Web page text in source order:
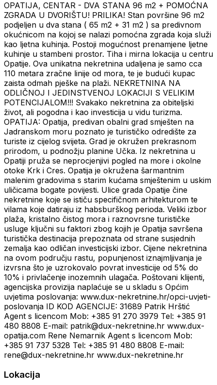
OPATIJA, CENTAR - DVA STANA 96 m2 + POMOĆNA
ZGRADA U DVORIŠTU! PRILIKA! Stan površine 96 m2
podjeljen u dva stana ( 65 m2 + 31 m2 ) sa predivnom
okućnicom na kojoj se nalazi pomoćna zgrada koja služi
kao ljetna kuhinja. Postoji mogućnost prenamjene ljetne
kuhinje u stambeni prostor. Tiha i mirna lokacija u centru
Opatije. Ova unikatna nekretnina udaljena je samo cca
110 metara zračne linije od mora, te je budući kupac
zaista odmah pješke na plaži. NEKRETNINA NA
ODLIČNOJ I JEDINSTVENOJ LOKACIJI S VELIKIM
POTENCIJALOM!!! Svakako nekretnina za obiteljski
život, ali pogodna i kao investicija u vidu turizma.
OPATIJA: Opatija, predivan obalni grad smješten na
Jadranskom moru poznato je turističko odredište za
turiste iz cijelog svijeta. Grad je okružen prekrasnom
prirodom, u podnožju planine Učka. Iz nekretnina u
Opatiji pruža se neprocjenjivi pogled na more i okolne
otoke Krk i Cres. Opatija je okružena šarmantnim
malenim gradovima s starim kućama smještenim u uskim
uličicama bogate povijesti. Ulice grada Opatije čine
nekretnine koje se ističu specifičnom arhitekturom te
vilama koje datiraju iz habsburškog perioda. Veliki izbor
plaža, kristalno čistog mora i raznovrsne turističke
usluge ključni su faktori zbog kojih je Opatija savršena
turistička destinacija prepoznata od strane susjednih
zemalja kao odličan investicijski izbor. Cijene nekretnina
na ovom području rastu, popunjenost iznajmljivanja je
izvrsna što je uzrokovalo povrat investicije od 5% do
10% i privlačenje inozemnih ulagača. Poštovani klijenti,
agencijska provizija naplaćuje se u skladu s Općim
uvjetima poslovanja: www.dux-nekretnine.hr/opci-uvjeti-
poslovanja ID KOD AGENCIJE: 31689 Patrik Hrštić
Agent s licencom Mob: +385 91 270 3979 Tel: +385 91
480 8808 E-mail: patrik@dux-nekretnine.hr www.dux-
opatija.com Rene Nemarnik Agent s licencom Mob:
+385 91 737 5328 Tel: +385 91 480 8808 E-mail:
rene@dux-nekretnine.hr www.dux-nekretnine.hr
Lokacija